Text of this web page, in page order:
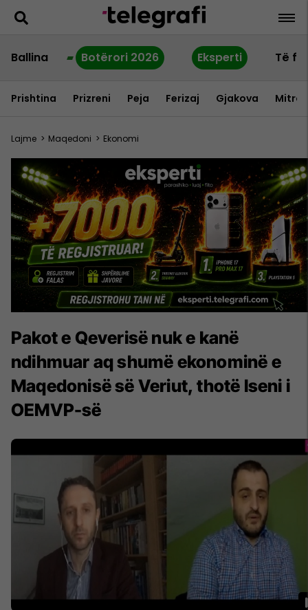
Ballina Botërori 2026 Eksperti Të
Prishtina Prizreni Peja Ferizaj Gjakova
Lajme > Maqedoni > Ekonomi
Pakot e Qeverisë nuk e kanë
ndihmuar aq shumë ekonominë e
Maqedonisë së Veriut, thotë Iseni i
OEMVP-së